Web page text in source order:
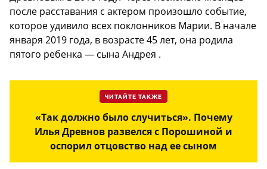
после расставания с актером произошло событие,
которое удивило всех поклонников Марии. В начале
января 2019 года, в возрасте 45 лет, она родила
пятого ребенка — сына Андрея .
ЧИТАЙТЕ ТАКЖЕ
«Так должно было случиться». Почему
Илья Древнов развелся с Порошиной и
оспорил отцовство над ее сыном